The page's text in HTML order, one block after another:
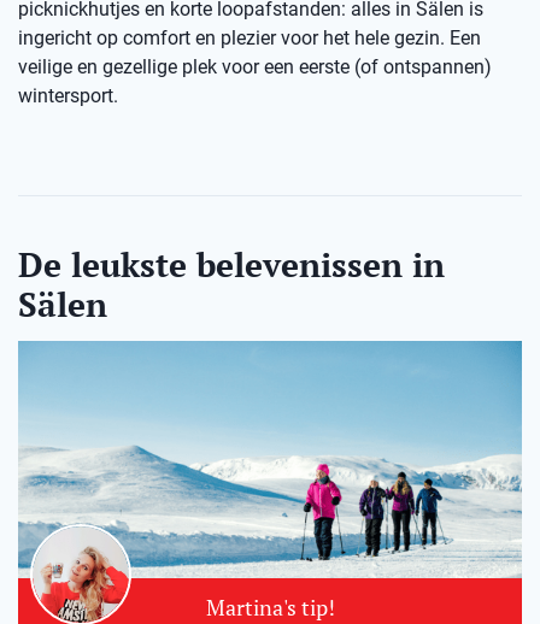
picknickhutjes en korte loopafstanden: alles in Sälen is
ingericht op comfort en plezier voor het hele gezin. Een
veilige en gezellige plek voor een eerste (of ontspannen)
wintersport.
De leukste belevenissen in
Sälen
Martina's tip!